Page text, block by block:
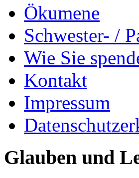
Ökumene
Schwester- /
Wie Sie
Kontakt
Impressum
Glauben und